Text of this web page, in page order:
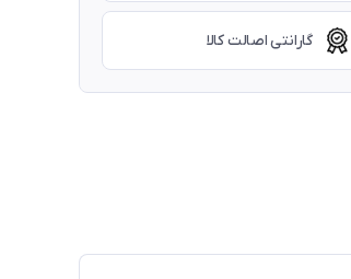
گارانتی اصالت کالا